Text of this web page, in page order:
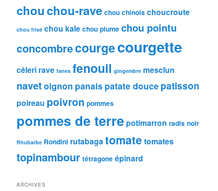
chouchou-rave chou chinois choucroute
chou frisé chou kale chou plume chou pointu
concombrecourgecourgette
céleri rave fanes fenouil gingembre mesclun
navet oignon panais patate douce patisson
poireau poivron pommes
pommes de terre potimarron radis noir
Rhubarbe Rondini rutabagatomate tomates
topinambour tétragone épinard
ARCHIVES